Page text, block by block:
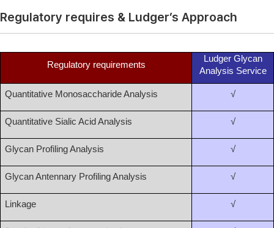
Regulatory requires & Ludger’s Approach
Regulatory requirements
Ludger Glycan
Analysis Service
Quantitative Monosaccharide Analysis √
Quantitative Sialic Acid Analysis √
Glycan Profiling Analysis √
Glycan Antennary Profiling Analysis √
Linkage √